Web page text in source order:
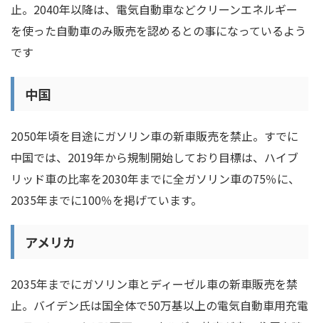
止。2040年以降は、電気自動車などクリーンエネルギー
を使った自動車のみ販売を認めるとの事になっているよう
です
中国
2050年頃を目途にガソリン車の新車販売を禁止。すでに
中国では、2019年から規制開始しており目標は、ハイブ
リッド車の比率を2030年までに全ガソリン車の75％に、
2035年までに100％を掲げています。
アメリカ
2035年までにガソリン車とディーゼル車の新車販売を禁
止。バイデン氏は国全体で50万基以上の電気自動車用充電